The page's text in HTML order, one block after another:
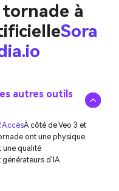
tornade à
Sora
autres outils
AccèsÀ côté de Veo 3 et
ont une physique
une qualité
d'IA